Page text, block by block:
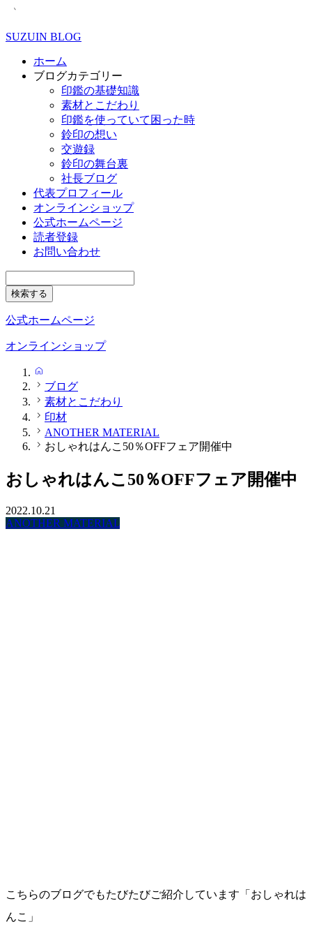
SUZUIN BLOG
ホーム
ブログカテゴリー
印鑑の基礎知識
素材とこだわり
印鑑を使っていて困った時
鈴印の想い
交遊録
鈴印の舞台裏
社長ブログ
代表プロフィール
オンラインショップ
公式ホームページ
読者登録
お問い合わせ
公式ホームページ
オンラインショップ
ブログ
素材とこだわり
印材
ANOTHER MATERIAL
おしゃれはんこ50％OFFフェア開催中
おしゃれはんこ50％OFFフェア開催中
2022.10.21
ANOTHER MATERIAL
こちらのブログでもたびたびご紹介しています「おしゃれは
んこ」